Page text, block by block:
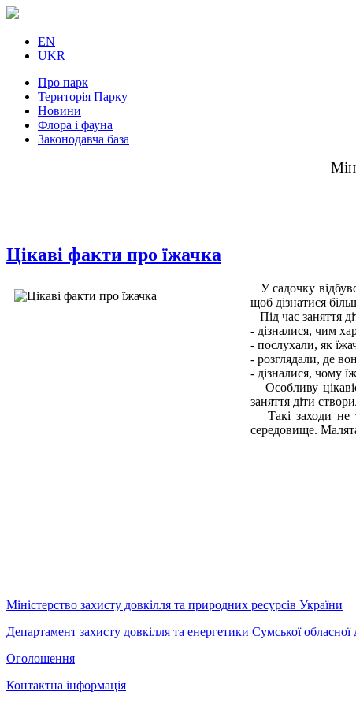
EN
UKR
Про парк
Територія Парку
Новини
Флора і фауна
Законодавча база
Цікаві факти про їжачка
У садочку
щоб дізнатися
Під час заняття
- дізналися, чим
- послухали, як
- розглядали, де
- дізналися, чому
Особливу
заняття діти
Такі заходи не
середовище.
Міністерство захисту довкілля та природних ресурсів України
Департамент захисту довкілля та енергетики Сумської обласної
Оголошення
Контактна інформація